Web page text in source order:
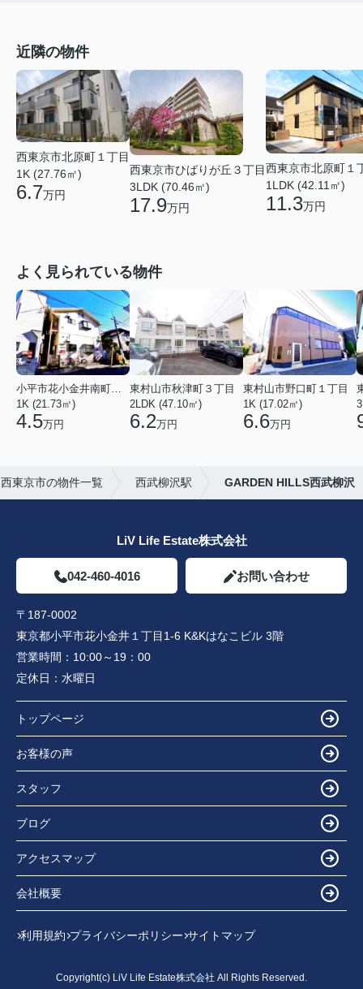
近隣の物件
西東京市北原町１丁目
1K (27.76㎡)
6.7万円
西東京市ひばりが丘３丁目
3LDK (70.46㎡)
17.9万円
西東京市北原町１
1LDK (42.11㎡)
11.3万円
よく見られている物件
小平市花小金井南町１丁目
1K (21.73㎡)
4.5万円
東村山市秋津町３丁目
2LDK (47.10㎡)
6.2万円
東村山市野口町１丁目
1K (17.02㎡)
6.6万円
西東京市の物件一覧 西武柳沢駅 GARDEN HILLS西武柳沢
LiV Life Estate株式会社
042-460-4016 お問い合わせ
〒187-0002
東京都小平市花小金井１丁目1-6 K&Kはなこビル 3階
営業時間： 10:00～19：00
定休日： 水曜日
トップページ
お客様の声
スタッフ
ブログ
アクセスマップ
会社概要
利用規約 プライバシーポリシー サイトマップ
Copyright(c) LiV Life Estate株式会社 All Rights Reserved.